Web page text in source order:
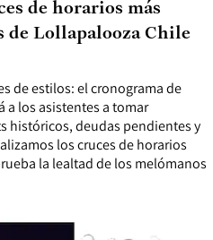
de estilos: el cronograma de
a los asistentes a tomar
históricos, deudas pendientes y
los cruces de horarios
la lealtad de los melómanos
de horarios más
de Lollapalooza Chile